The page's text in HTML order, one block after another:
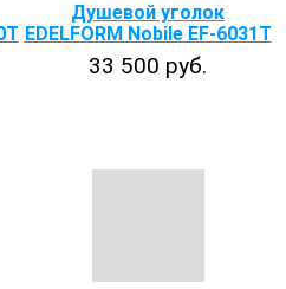
Душевой уголок
EDELFORM Nobile EF-6031T
33 500 руб.